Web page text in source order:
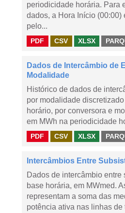
periodicidade horária. Para
dados, a Hora Início (00:00)
pelo...
PDF CSV XLSX
Dados de Intercâmbio de
Modalidade
Histórico de dados de
por modalidade
horário, por conversora e
em MWh na periodicidade
PDF CSV XLSX
Intercâmbios Entre
Dados de intercâmbio entre
base horária, em MWmed.
representam a soma das
potência ativa nas linhas de